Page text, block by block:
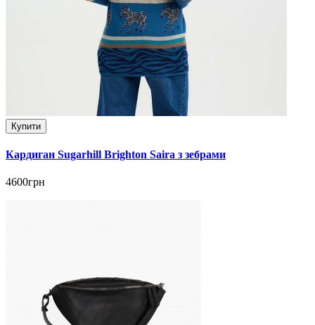
Купити
Кардиган Sugarhill Brighton Saira з зебрами
4600грн